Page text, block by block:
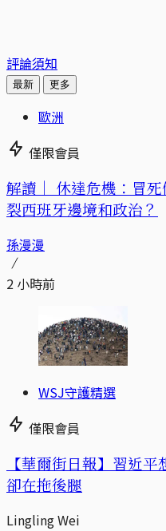
評論須知
最新 更多
歐洲
僅限會員
解讀｜ 休達危機：冒
裂西班牙邊境和政治？
孫漫漫
2 小時前
WSJ守護精選
僅限會員
【華爾街日報】習近
卻在拖後腿
Lingling Wei